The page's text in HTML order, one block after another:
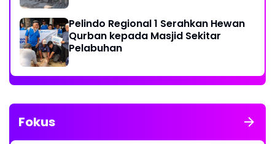
Pelindo Regional 1 Serahkan Hewan
Qurban kepada Masjid Sekitar
Pelabuhan
Fokus